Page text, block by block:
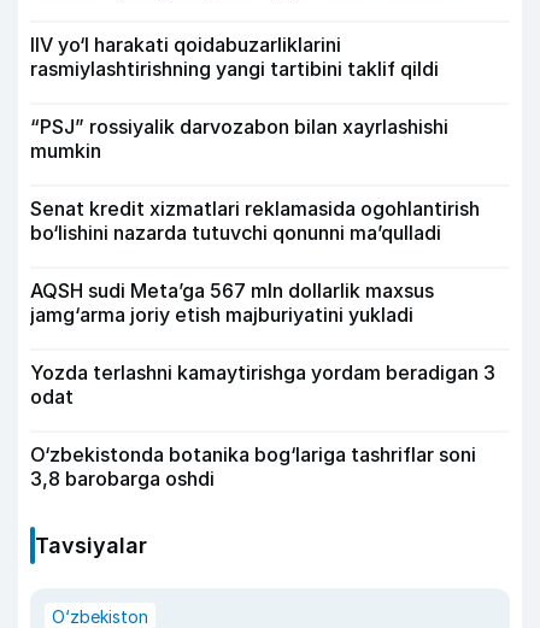
IIV yo‘l harakati qoidabuzarliklarini
rasmiylashtirishning yangi tartibini taklif qildi
“PSJ” rossiyalik darvozabon bilan xayrlashishi
mumkin
Senat kredit xizmatlari reklamasida ogohlantirish
bo‘lishini nazarda tutuvchi qonunni ma’qulladi
AQSH sudi Meta’ga 567 mln dollarlik maxsus
jamg‘arma joriy etish majburiyatini yukladi
Yozda terlashni kamaytirishga yordam beradigan 3
odat
O‘zbekistonda botanika bog‘lariga tashriflar soni
3,8 barobarga oshdi
Tavsiyalar
O‘zbekiston